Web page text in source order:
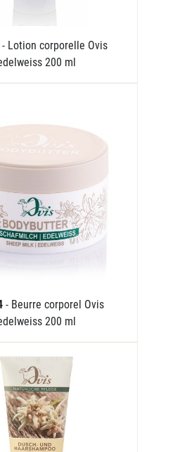
- Lotion corporelle Ovis
200 ml
- Beurre corporel Ovis
200 ml